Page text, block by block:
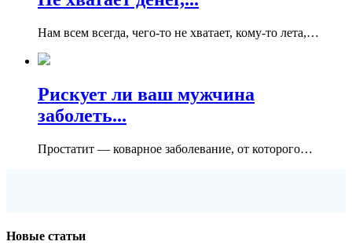
Нам всем всегда, чего-то не хватает, кому-то лета,…
Рискует ли ваш мужчина
заболеть...
Простатит — коварное заболевание, от которого…
Новые статьи